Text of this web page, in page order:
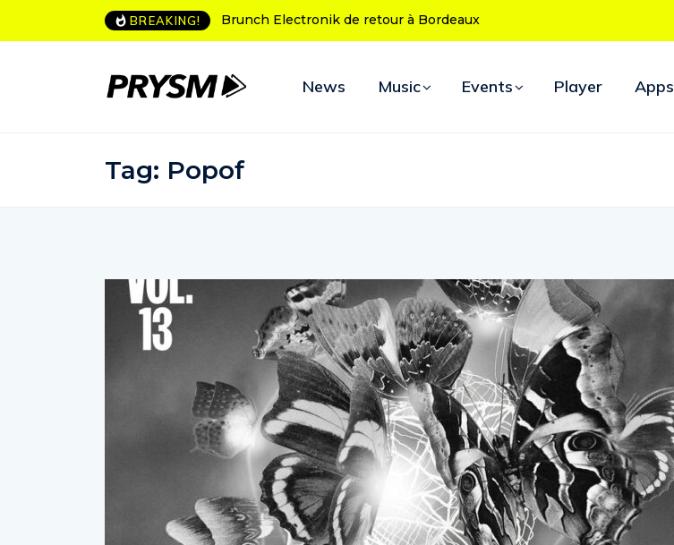
BREAKING! L’Amnesia Ibiza fête ses 50 ans : le programme des soirées d’ouverture
News Music Events Player Apps
Tag: Popof